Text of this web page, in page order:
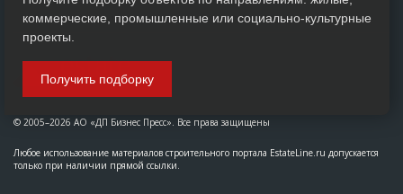
© 2005–2026 АО «ДП Бизнес Пресс». Все права защищены
Любое использование материалов строительного портала EstateLine.ru допускается
только при наличии прямой ссылки.
коммерческие, промышленные или социально-культурные
проекты.
Получить подборку